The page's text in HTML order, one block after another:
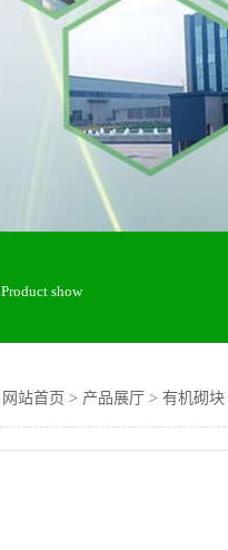
Product show
网站首页 > 产品展厅 > 有机砌块